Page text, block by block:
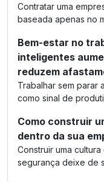
Contratar uma
baseada apenas no
Bem-estar no
inteligentes
reduzem
Trabalhar sem parar
como sinal de
Como construir
dentro da sua
Construir uma
segurança deixe de